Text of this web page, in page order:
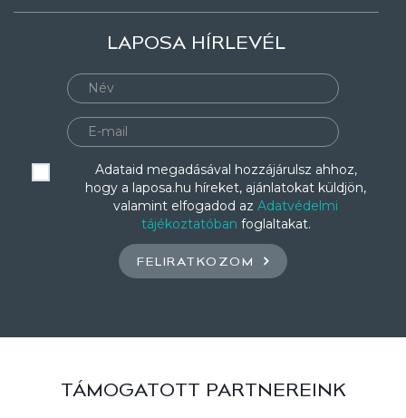
LAPOSA HÍRLEVÉL
Adataid megadásával hozzájárulsz ahhoz,
hogy a laposa.hu híreket, ajánlatokat küldjön,
valamint elfogadod az Adatvédelmi
tájékoztatóban foglaltakat.
FELIRATKOZOM
TÁMOGATOTT PARTNEREINK